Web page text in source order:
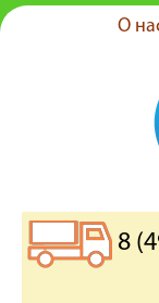
О
8